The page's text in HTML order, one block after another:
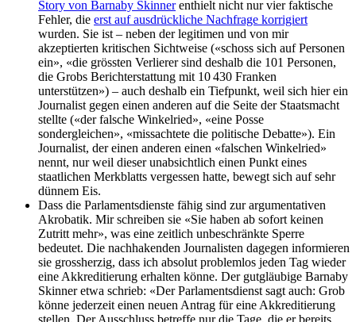
Story von Barnaby Skinnerenthielt nicht nur vier faktische
Fehler, die erst auf ausdrückliche Nachfrage korrigiert
wurden. Sie ist – neben der legitimen und von mir
akzeptierten kritischen Sichtweise («schoss sich auf Personen
ein», «die grössten Verlierer sind deshalb die 101 Personen,
die Grobs Berichterstattung mit 10 430 Franken
unterstützen») – auch deshalb ein Tiefpunkt, weil sich hier ein
Journalist gegen einen anderen auf die Seite der Staatsmacht
stellte («der falsche Winkelried», «eine Posse
sondergleichen», «missachtete die politische Debatte»). Ein
Journalist, der einen anderen einen «falschen Winkelried»
nennt, nur weil dieser unabsichtlich einen Punkt eines
staatlichen Merkblatts vergessen hatte, bewegt sich auf sehr
dünnem Eis.
Dass die Parlamentsdienste fähig sind zur argumentativen
Akrobatik. Mir schreiben sie «Sie haben ab sofort keinen
Zutritt mehr», was eine zeitlich unbeschränkte Sperre
bedeutet. Die nachhakenden Journalisten dagegen informieren
sie grossherzig, dass ich absolut problemlos jeden Tag wieder
eine Akkreditierung erhalten könne. Der gutgläubige Barnaby
Skinner etwa schrieb: «Der Parlamentsdienst sagt auch: Grob
könne jederzeit einen neuen Antrag für eine Akkreditierung
stellen. Der Ausschluss betreffe nur die Tage, die er bereits